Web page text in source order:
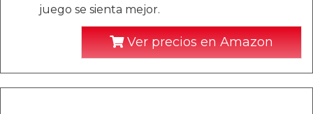
juego se sienta mejor.
Ver precios en Amazon